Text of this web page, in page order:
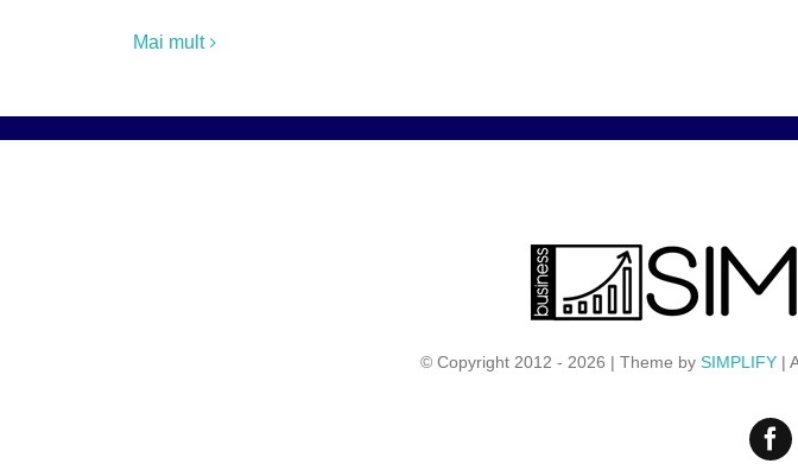
Mai mult
© Copyright 2012 - 2026 | Theme by SIMPLIFY|